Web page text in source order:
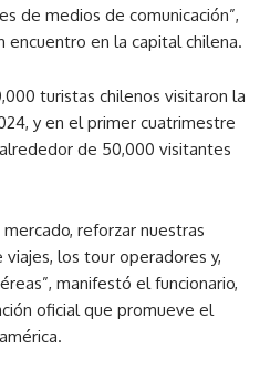
de medios de comunicación”,
encuentro en la capital chilena.
turistas chilenos visitaron la
y en el primer cuatrimestre
de 50,000 visitantes
reforzar nuestras
los tour operadores y,
manifestó el funcionario,
oficial que promueve el